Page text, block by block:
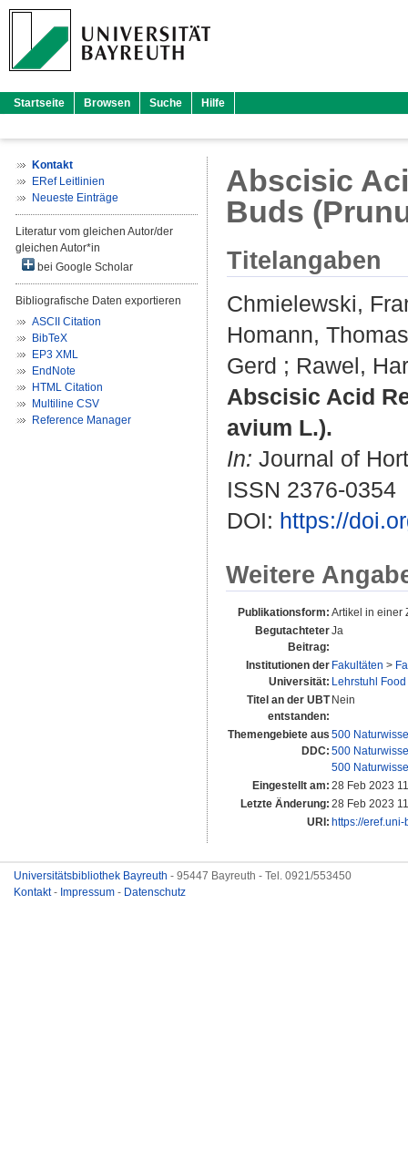
Startseite Browsen Suche Hilfe
Kontakt
ERef Leitlinien
Neueste Einträge
Literatur vom gleichen Autor/der
gleichen Autor*in
bei Google Scholar
Bibliografische Daten exportieren
ASCII Citation
BibTeX
EP3 XML
EndNote
HTML Citation
Multiline CSV
Reference Manager
Abscisic
Buds
Titelangaben
Chmielewski,
Homann, Thomas
Gerd ; Rawel,
Abscisic Acid
avium L.).
In: Journal of
ISSN 2376-0354
DOI: https://
Weitere
Publikationsform: Artikel in einer
Begutachteter
Beitrag:
Ja
Institutionen der
Universität:
Fakultäten >
Lehrstuhl
Titel an der UBT
entstanden:
Nein
Themengebiete aus
DDC:
500
500
500
Eingestellt am: 28 Feb 2023
Letzte Änderung: 28 Feb 2023
URI: https://
Universitätsbibliothek Bayreuth - 95447 Bayreuth - Tel. 0921/553450
Kontakt- Impressum - Datenschutz